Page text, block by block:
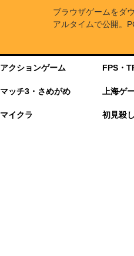
ブラウザゲームをダ
アルタイムで公開。
アクションゲーム FPS・
マッチ3・さめがめ 上海ゲ
マイクラ 初見殺